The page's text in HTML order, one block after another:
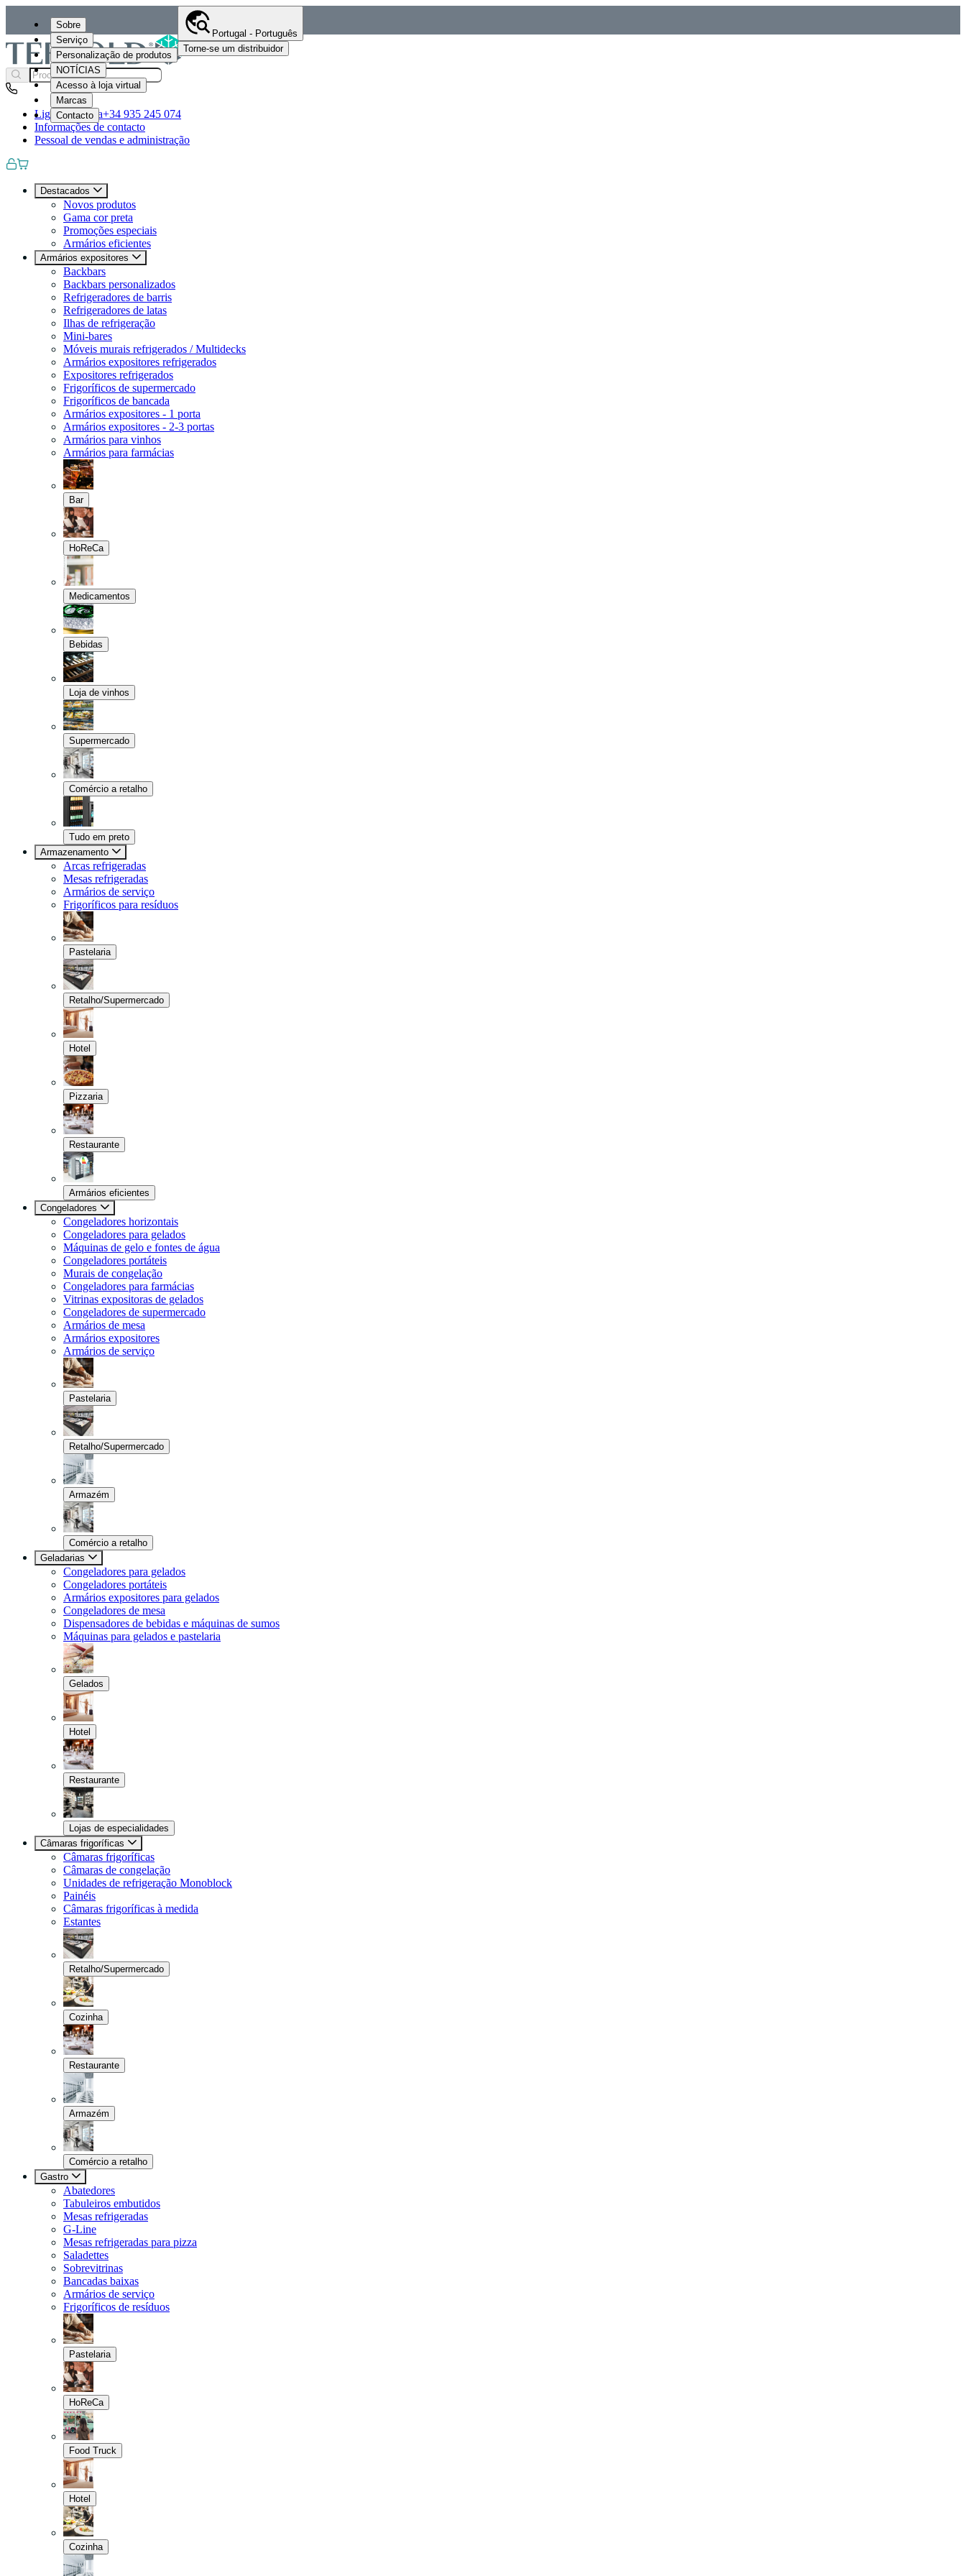
Sobre
Serviço
Personalização de produtos
NOTÍCIAS
Acesso à loja virtual
Marcas
Contacto
Portugal - Português
Torne-se um distribuidor
Ligue-nos para+34 935 245 074
Informações de contacto
Pessoal de vendas e administração
Destacados
Novos produtos
Gama cor preta
Promoções especiais
Armários eficientes
Armários expositores
Backbars
Backbars personalizados
Refrigeradores de barris
Refrigeradores de latas
Ilhas de refrigeração
Mini-bares
Móveis murais refrigerados / Multidecks
Armários expositores refrigerados
Expositores refrigerados
Frigoríficos de supermercado
Frigoríficos de bancada
Armários expositores - 1 porta
Armários expositores - 2-3 portas
Armários para vinhos
Armários para farmácias
Bar
HoReCa
Medicamentos
Bebidas
Loja de vinhos
Supermercado
Comércio a retalho
Tudo em preto
Armazenamento
Arcas refrigeradas
Mesas refrigeradas
Armários de serviço
Frigoríficos para resíduos
Pastelaria
Retalho/Supermercado
Hotel
Pizzaria
Restaurante
Armários eficientes
Congeladores
Congeladores horizontais
Congeladores para gelados
Máquinas de gelo e fontes de água
Congeladores portáteis
Murais de congelação
Congeladores para farmácias
Vitrinas expositoras de gelados
Congeladores de supermercado
Armários de mesa
Armários expositores
Armários de serviço
Pastelaria
Retalho/Supermercado
Armazém
Comércio a retalho
Geladarias
Congeladores para gelados
Congeladores portáteis
Armários expositores para gelados
Congeladores de mesa
Dispensadores de bebidas e máquinas de sumos
Máquinas para gelados e pastelaria
Gelados
Hotel
Restaurante
Lojas de especialidades
Câmaras frigoríficas
Câmaras frigoríficas
Câmaras de congelação
Unidades de refrigeração Monoblock
Painéis
Câmaras frigoríficas à medida
Estantes
Retalho/Supermercado
Cozinha
Restaurante
Armazém
Comércio a retalho
Gastro
Abatedores
Tabuleiros embutidos
Mesas refrigeradas
G-Line
Mesas refrigeradas para pizza
Saladettes
Sobrevitrinas
Bancadas baixas
Armários de serviço
Frigoríficos de resíduos
Pastelaria
HoReCa
Food Truck
Hotel
Cozinha